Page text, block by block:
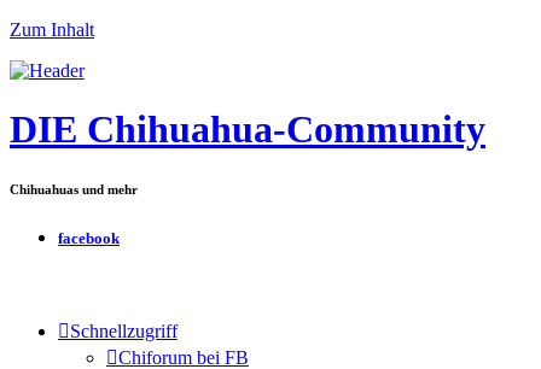
Zum Inhalt
DIE Chihuahua-Community
Chihuahuas und mehr
facebook
Schnellzugriff
Chiforum bei FB